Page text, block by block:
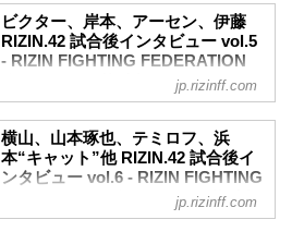
とかミスがまだ多いから、なんか、勝っ
てるけどまだ本当に100%は嬉しくない
ね、本当に。
ーーサトシ選手は1R...
YA-MAN 率直な感想。いやあ楽しかった
っすね。試合が。試合までも楽しかった
ですし。試合も、練習でやってきたこと
しかやってないんで。それが試合に出た
んで。「あ、これがMMAか」みたいな。
楽しかったですね。
ーーMMAデビュー戦、大歓声の中TKOで
勝利しました。リングの中から見た風景
はい...
れたRIZIN.42の出場選手たちの試合後イ
ンタビューを公開！
摩嶋一整「RIZINようやく1勝目なので、
ーー試合後の率直な感想をお聞かせいた
だけますか。
摩嶋 RIZINようやく1勝目なので、今ホッ
としています。
ーー摩嶋選手はおとなしい印象がありま
すが、今日の試合後は雄叫びが出まし
ビクター、岸本、アーセン、伊藤
RIZIN.42 試合後インタビュー vol.5
- RIZIN FIGHTING FEDERATION
れたRIZIN.42の出場選手たちの試合後イ
ンタビューを公開！
ビクター・コレスニック「アリガト！今
jp.rizinff.com
横山、山本琢也、テミロフ、浜
本“キャット”他 RIZIN.42 試合後イ
ンタビュー vol.6 - RIZIN FIGHTING
FEDERATION オフィシャルサイト
jp.rizinff.com